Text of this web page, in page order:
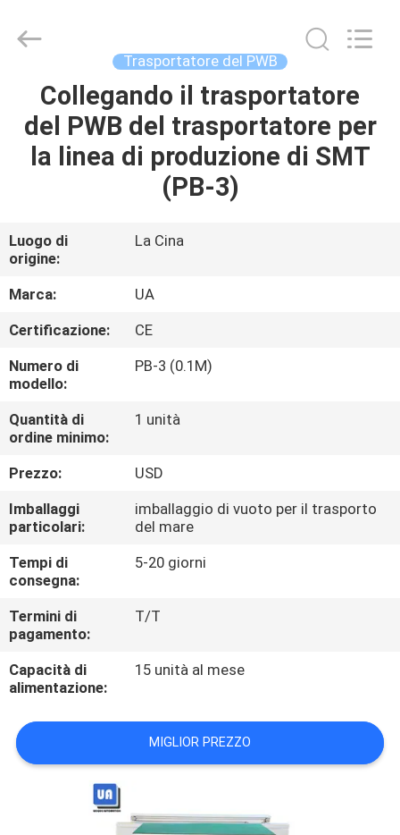
CASA
PRODOTTI
NOI
GIRO
DELLA
FABBRICA
CONTROLLO
DI
QUALITÀ
CONTATTICI
NOTIZIE
RICHIEDA
UNA
VR
UNIQUE
AUTOMATION
Trasportatore del PWB
Collegando il trasportatore
del PWB del trasportatore per
la linea di produzione di SMT
(PB-3)
Luogo di
origine:
La Cina
Marca:
UA
Certificazione:
CE
Numero di
modello:
PB-3 (0.1M)
Quantità di
ordine minimo:
1 unità
Prezzo:
USD
Imballaggi
particolari:
imballaggio di vuoto per il trasporto
del mare
Tempi di
consegna:
5-20 giorni
Termini di
pagamento:
T/T
Capacità di
alimentazione:
15 unità al mese
MIGLIOR PREZZO